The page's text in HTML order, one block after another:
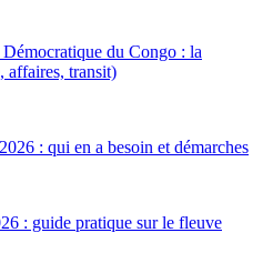
du Congo : la
affaires, transit)
: qui en a besoin et démarches
: guide pratique sur le fleuve